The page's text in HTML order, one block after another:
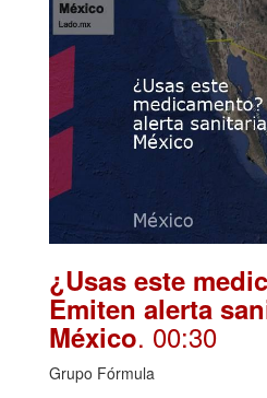
¿Usas este
Emiten alerta
México. 00:30
Grupo Fórmula